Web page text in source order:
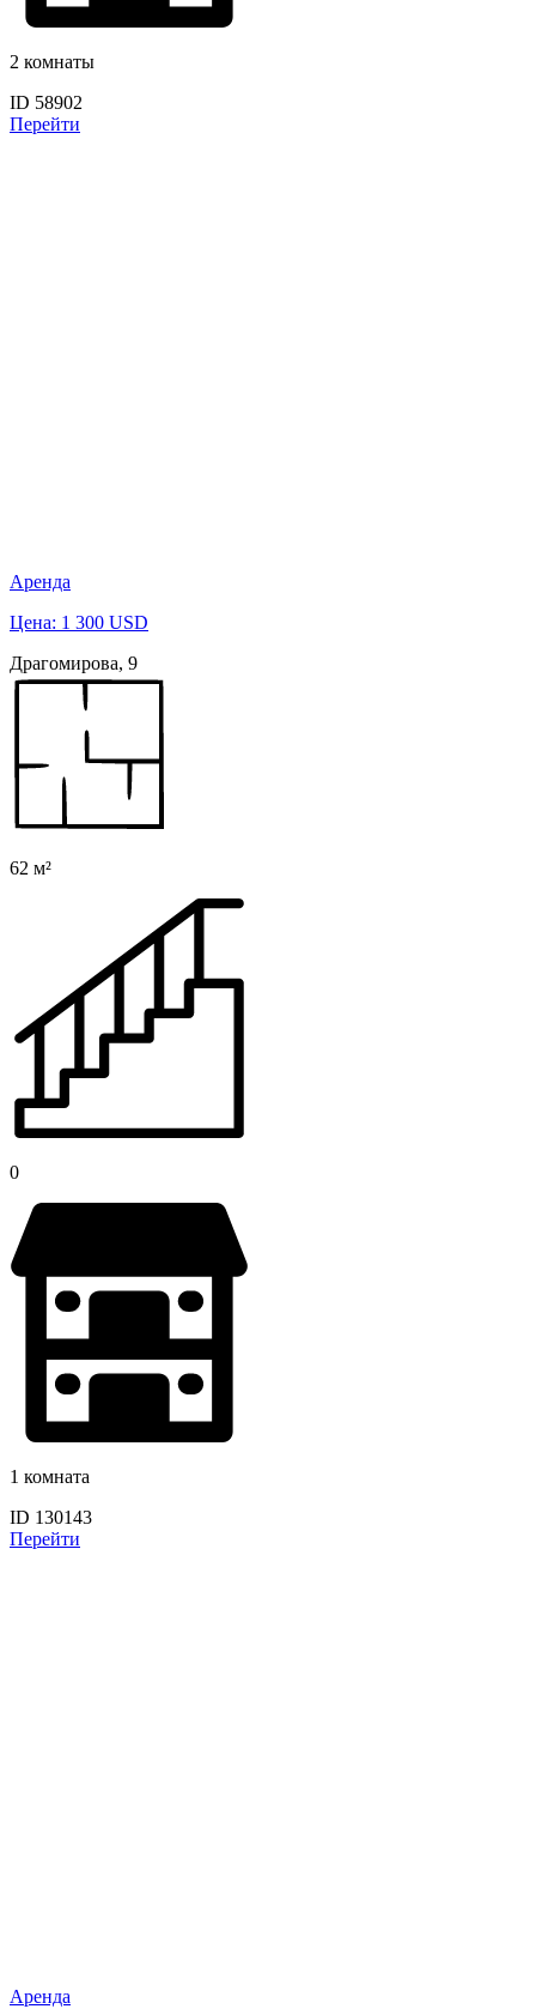
2 комнаты
ID 58902
Перейти
Аренда
Цена: 1 300 USD
Драгомирова, 9
62 м²
0
1 комната
ID 130143
Перейти
Аренда